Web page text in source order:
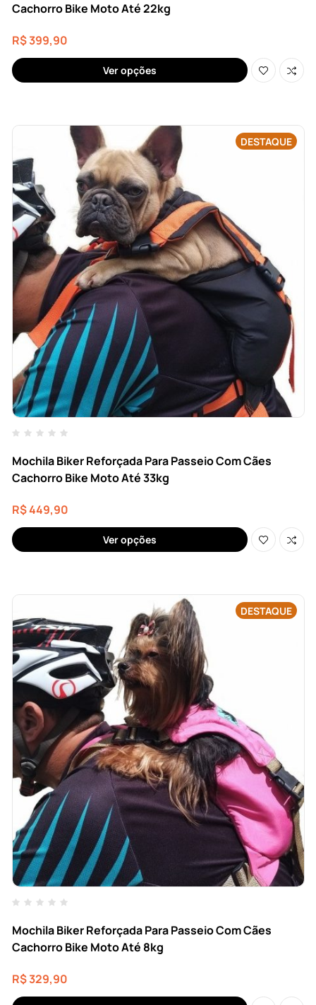
Cachorro Bike Moto Até 22kg
R$399,90
Ver opções
DESTAQUE
Mochila Biker Reforçada Para Passeio Com Cães
Cachorro Bike Moto Até 33kg
R$449,90
Ver opções
DESTAQUE
Mochila Biker Reforçada Para Passeio Com Cães
Cachorro Bike Moto Até 8kg
R$329,90